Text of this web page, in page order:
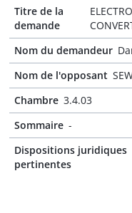
Titre de la
demande
Nom du demandeur
Nom de l'opposant
Chambre 3.4.03
Sommaire -
Dispositions juridiques
pertinentes